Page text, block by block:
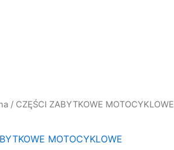
/ CZĘŚCI ZABYTKOWE MOTOCYKLOWE
MOTOCYKLOWE